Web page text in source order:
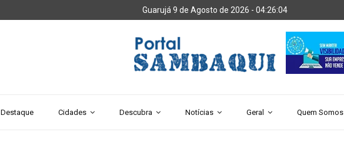
Guarujá 9 de Agosto de 2026 - 04:26:05
Destaque Cidades Descubra Notícias Geral Quem Somos